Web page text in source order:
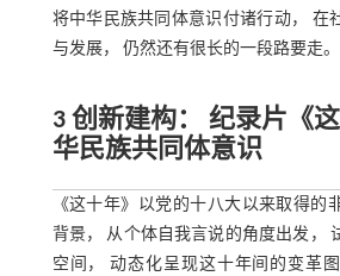
将中华民族共同体意识付诸行动， 在
与发展， 仍然还有很长的一段路要走。
3 创新建构： 纪录片《
华民族共同体意识
《这十年》以党的十八大以来取得的
背景， 从个体自我言说的角度出发，
空间， 动态化呈现这十年间的变革